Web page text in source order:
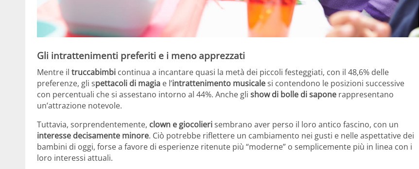
Gli intrattenimenti preferiti e i meno apprezzati
Mentre il truccabimbi continua a incantare quasi la metà dei piccoli festeggiati, con il 48,6% delle
preferenze, gli spettacoli di magia e l’intrattenimento musicalesi contendono le posizioni successive
con percentuali che si assestano intorno al 44%. Anche gli show di bolle di sapone rappresentano
un’attrazione notevole.
Tuttavia, sorprendentemente, clown e giocolierisembrano aver perso il loro antico fascino, con un
interesse decisamente minore. Ciò potrebbe riflettere un cambiamento nei gusti e nelle aspettative dei
bambini di oggi, forse a favore di esperienze ritenute più “moderne” o semplicemente più in linea con i
loro interessi attuali.